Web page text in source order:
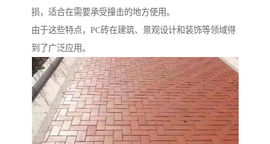
损，适合在需要承受撞击的地方使用。
由于这些特点，PC砖在建筑、景观设计和装饰等领域得
到了广泛应用。